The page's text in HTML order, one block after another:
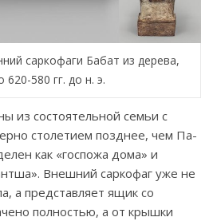
саркофаги Бабат из дерева,
620-580 гг. до н. э.
из состоятельной семьи с
столетием позднее, чем Па-
как «госпожа дома» и
Внешний саркофаг уже не
а представляет ящик со
полностью, а от крышки